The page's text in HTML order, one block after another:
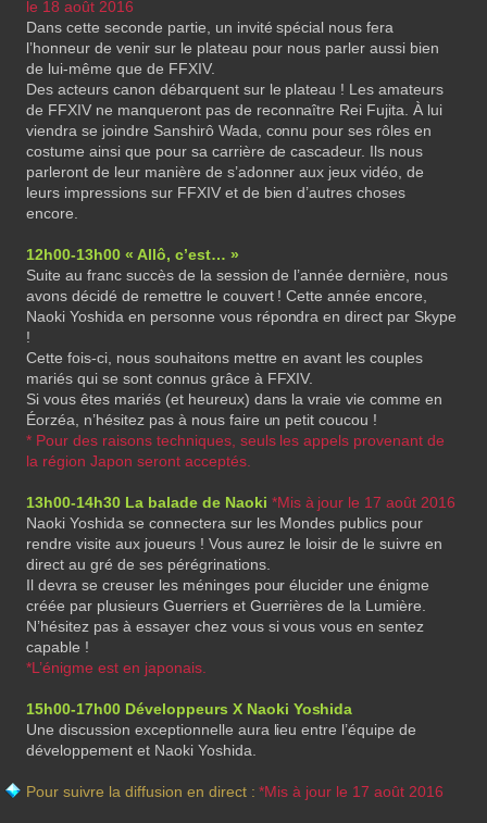
le 18 août 2016
Dans cette seconde partie, un invité spécial nous fera
l’honneur de venir sur le plateau pour nous parler aussi bien
de lui-même que de FFXIV.
Des acteurs canon débarquent sur le plateau ! Les amateurs
de FFXIV ne manqueront pas de reconnaître Rei Fujita. À lui
viendra se joindre Sanshirô Wada, connu pour ses rôles en
costume ainsi que pour sa carrière de cascadeur. Ils nous
parleront de leur manière de s’adonner aux jeux vidéo, de
leurs impressions sur FFXIV et de bien d’autres choses
encore.
12h00-13h00 « Allô, c’est… »
Suite au franc succès de la session de l’année dernière, nous
avons décidé de remettre le couvert ! Cette année encore,
Naoki Yoshida en personne vous répondra en direct par Skype
!
Cette fois-ci, nous souhaitons mettre en avant les couples
mariés qui se sont connus grâce à FFXIV.
Si vous êtes mariés (et heureux) dans la vraie vie comme en
Éorzéa, n’hésitez pas à nous faire un petit coucou !
* Pour des raisons techniques, seuls les appels provenant de
la région Japon seront acceptés.
13h00-14h30 La balade de Naoki *Mis à jour le 17 août 2016
Naoki Yoshida se connectera sur les Mondes publics pour
rendre visite aux joueurs ! Vous aurez le loisir de le suivre en
direct au gré de ses pérégrinations.
Il devra se creuser les méninges pour élucider une énigme
créée par plusieurs Guerriers et Guerrières de la Lumière.
N’hésitez pas à essayer chez vous si vous vous en sentez
capable !
*L’énigme est en japonais.
15h00-17h00 Développeurs X Naoki Yoshida
Une discussion exceptionnelle aura lieu entre l’équipe de
développement et Naoki Yoshida.
Pour suivre la diffusion en direct :*Mis à jour le 17 août 2016